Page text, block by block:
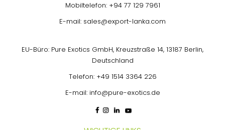
Mobiltelefon: +94 77 129 7961
E-mail: sales@export-lanka.com
EU-Büro: Pure Exotics GmbH, Kreuzstraße 14, 13187 Berlin,
Deutschland
Telefon: +49 1514 3364 226
E-mail: info@pure-exotics.de